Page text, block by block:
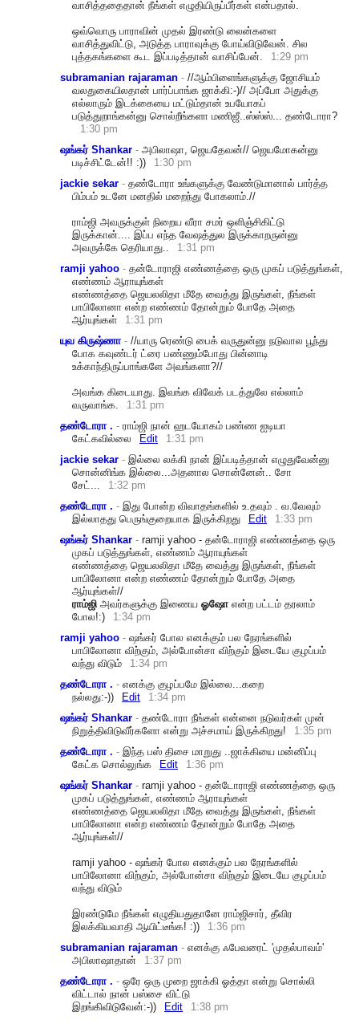
வாசித்ததைதான் நீங்கள் எழுதியிருப்பீர்கள் என்பதால்.
ஒவ்வொரு பாராவின் முதல் இரண்டு லைன்களை
வாசித்துவிட்டு, அடுத்த பாராவுக்கு போய்விடுவேன். சில
புத்தகங்களை கூட இப்படித்தான் வாசிப்பேன்.
1:29 pm
subramanian rajaraman - //ஆம்பிளைங்களுக்கு ஜோசியம்
வலதுகையிலதான் பார்ப்பாங்க ஜாக்கி:-)// அப்போ அதுக்கு
எல்லாரும் இடக்கையை மட்டும்தான் உபயோகப்
படுத்துறாங்கன்னு சொல்றீங்களா மணிஜீ..ஸ்ஸ்ஸ்... தண்டோரா?
1:30 pm
ஷங்கர் Shankar - அபிலாஷா, ஜெயதேவன்// ஜெயமோகன்னு
படிச்சிட்டேன்!! :))
1:30 pm
jackie sekar - தண்டோரா உங்களுக்கு வேண்டுமானால் பார்த்த
பிம்பம் உடனே மனதில் மறைந்து போகலாம்.//
ராம்ஜி அவருக்குள் நிறைய வீரா சமர் ஒளிஞ்சிகிட்டு
இருக்கான்.... இப்ப எந்த வேஷத்துல இருக்காறருன்னு
அவருக்கே தெரியாது..
1:31 pm
ramji yahoo - தன்டோராஜி எண்ணத்தை ஒரு முகப் படுத்துங்கள்,
எண்ணம் ஆராயுங்கள்
எண்ணத்தை ஜெயலலிதா மீதே வைத்து இருங்கள், நீங்கள்
பாபிலோனா என்ற எண்ணம் தோன்றும் போதே அதை
ஆர்யுங்கள்
1:31 pm
யுவ கிருஷ்ணா - //யாரு ரெண்டு பைக் வருதுன்னு நடுவால பூந்து
போக கவுண்டர் ட்ரை பண்ணும்போது பின்னாடி
உக்காந்திருப்பாங்களே அவங்களா?//
அவங்க கிடையாது. இவங்க விவேக் படத்துலே எல்லாம்
வருவாங்க.
1:31 pm
தண்டோரா . - ராம்ஜி நான் ஹடயோகம் பண்ண ஐடியா
கேட்கவில்லை
Edit
1:31 pm
jackie sekar - இல்லை லக்கி நான் இப்படித்தான் எழுதுவேன்னு
சொன்னிங்க இல்லை...அதனால சொன்னேன்.. சோ
சேட்...
1:32 pm
தண்டோரா . - இது போன்ற விவாதங்களில் உ.தவும் . வ.வேவும்
இல்லாதது பெருங்குறையாக இருக்கிறது
Edit
1:33 pm
ஷங்கர் Shankar - ramji yahoo - தன்டோராஜி எண்ணத்தை ஒரு
முகப் படுத்துங்கள், எண்ணம் ஆராயுங்கள்
எண்ணத்தை ஜெயலலிதா மீதே வைத்து இருங்கள், நீங்கள்
பாபிலோனா என்ற எண்ணம் தோன்றும் போதே அதை
ஆர்யுங்கள்//
ராம்ஜி அவர்களுக்கு இணைய ஓஷோ என்ற பட்டம் தரலாம்
போல!:)
1:34 pm
ramji yahoo - ஷங்கர் போல எனக்கும் பல நேரங்களில்
பாபிலோனா விற்கும், அல்போன்சா விற்கும் இடையே குழப்பம்
வந்து விடும்
1:34 pm
தண்டோரா . - எனக்கு குழப்பமே இல்லை...கறை
நல்லது:-))
Edit
1:34 pm
ஷங்கர் Shankar - தண்டோரா நீங்கள் என்னை நடுவர்கள் முன்
நிறுத்திவிடுவீர்களோ என்று அச்சமாய் இருக்கிறது!
1:35 pm
தண்டோரா . - இந்த பஸ் திசை மாறுது ..ஜாக்கியை மன்னிப்பு
கேட்க சொல்லுங்க
Edit
1:36 pm
ஷங்கர் Shankar - ramji yahoo - தன்டோராஜி எண்ணத்தை ஒரு
முகப் படுத்துங்கள், எண்ணம் ஆராயுங்கள்
எண்ணத்தை ஜெயலலிதா மீதே வைத்து இருங்கள், நீங்கள்
பாபிலோனா என்ற எண்ணம் தோன்றும் போதே அதை
ஆர்யுங்கள்//
ramji yahoo - ஷங்கர் போல எனக்கும் பல நேரங்களில்
பாபிலோனா விற்கும், அல்போன்சா விற்கும் இடையே குழப்பம்
வந்து விடும்
இரண்டுமே நீங்கள் எழுதியதுதானே ராம்ஜிசார், தீவிர
இலக்கியவாதி ஆயிட்டீங்க! :))
1:36 pm
subramanian rajaraman - எனக்கு ஃபேவரைட் 'முதல்பாவம்'
அபிலாஷாதான்
1:37 pm
தண்டோரா . - ஒரே ஒரு முறை ஜாக்கி ஓத்தா என்று சொல்லி
விட்டால் நான் பஸ்சை விட்டு
இறங்கிவிடுவேன்:-))
Edit
1:38 pm